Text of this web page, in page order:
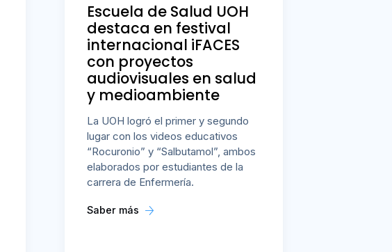
Escuela de Salud UOH
destaca en festival
internacional iFACES
con proyectos
audiovisuales en salud
y medioambiente
La UOH logró el primer y segundo
lugar con los videos educativos
“Rocuronio” y “Salbutamol”, ambos
elaborados por estudiantes de la
carrera de Enfermería.
Saber más